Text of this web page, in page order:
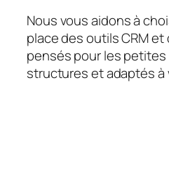
Nous vous aidons à
place des outils CRM et
pensés pour les
structures et adaptés à